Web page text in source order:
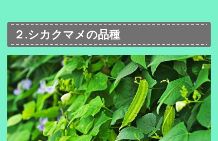
２.シカクマメの品種